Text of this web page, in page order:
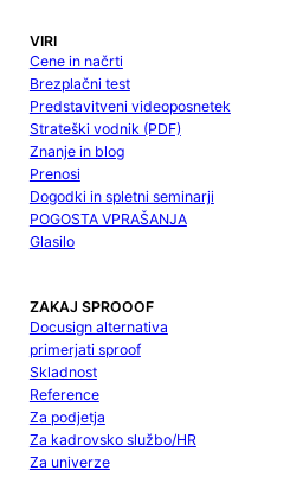
VIRI
Cene in načrti
Brezplačni test
Predstavitveni videoposnetek
Strateški vodnik (PDF)
Znanje in blog
Prenosi
Dogodki in spletni seminarji
POGOSTA VPRAŠANJA
Glasilo
ZAKAJ SPROOOF
Docusign alternativa
primerjati sproof
Skladnost
Reference
Za podjetja
Za kadrovsko službo/HR
Za univerze